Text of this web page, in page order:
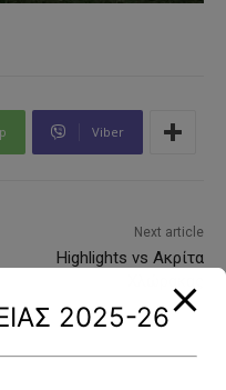
Viber
Next article
Highlights vs Ακρίτα
2025-26